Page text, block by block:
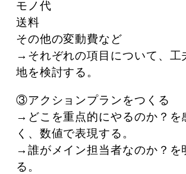
モノ代
送料
その他の変動費など
→それぞれの項目について、工
地を検討する。
③アクションプランをつくる
→どこを重点的にやるのか？を
く、数値で表現する。
→誰がメイン担当者なのか？を
る。